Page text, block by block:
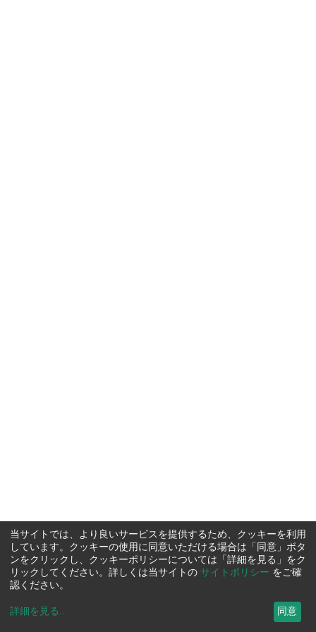
当サイトでは、より良いサービスを提供するため、クッキーを利用
しています。クッキーの使用に同意いただける場合は「同意」ボタ
ンをクリックし、クッキーポリシーについては「詳細を見る」をク
リックしてください。詳しくは当サイトの サイトポリシー をご確
認ください。
詳細を見る ... 同意